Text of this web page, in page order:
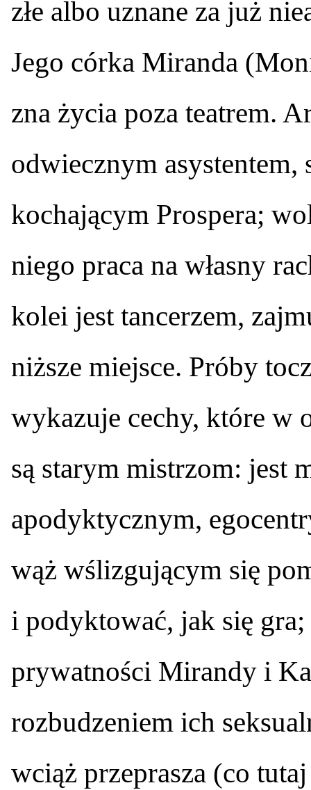
złe albo uznane za już
Jego córka Miranda
zna życia poza teatrem.
odwiecznym
kochającym Prospera;
niego praca na własny
kolei jest tancerzem,
niższe miejsce. Próby
wykazuje cechy, które w
są starym mistrzom: jest
apodyktycznym,
wąż wślizgującym się
i podyktować, jak się
prywatności Mirandy i
rozbudzeniem ich
wciąż przeprasza (co